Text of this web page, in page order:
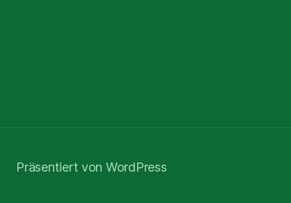
Präsentiert von WordPress